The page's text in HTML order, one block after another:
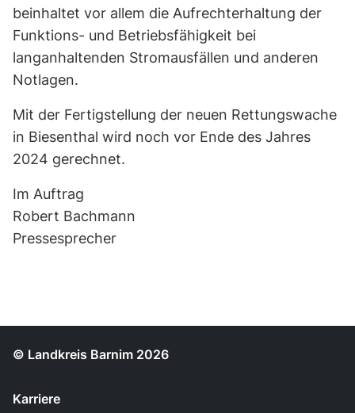
beinhaltet vor allem die Aufrechterhaltung der
Funktions- und Betriebsfähigkeit bei
langanhaltenden Stromausfällen und anderen
Notlagen.
Mit der Fertigstellung der neuen Rettungswache
in Biesenthal wird noch vor Ende des Jahres
2024 gerechnet.
Im Auftrag
Robert Bachmann
Pressesprecher
© Landkreis Barnim 2026
Karriere